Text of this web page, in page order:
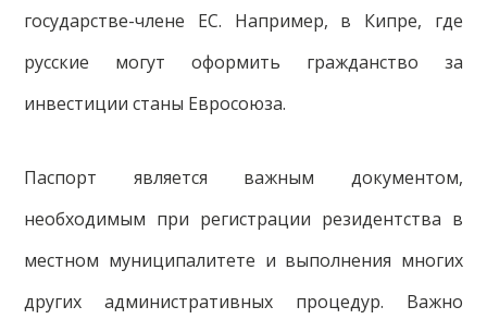
государстве-члене ЕС. Например, в Кипре, где
русские могут оформить гражданство за
инвестиции станы Евросоюза.
Паспорт является важным документом,
необходимым при регистрации резидентства в
местном муниципалитете и выполнения многих
других административных процедур. Важно